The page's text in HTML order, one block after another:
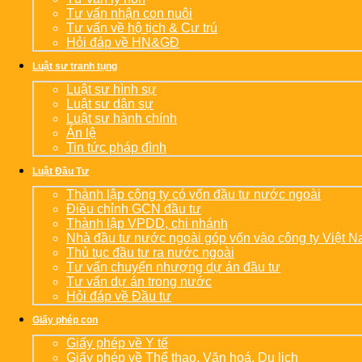
Tư vấn nhận con nuôi
Tư vấn về hộ tịch & Cư trú
Hỏi đáp về HN&GĐ
Luật sư tranh tụng
Luật sư hình sự
Luật sư dân sự
Luật sư hành chính
Án lệ
Tin tức pháp đình
Luật Đầu Tư
Thành lập công ty có vốn đầu tư nước ngoài
Điều chỉnh GCN đầu tư
Thành lập VPDD, chi nhánh
Nhà đầu tư nước ngoài góp vốn vào công ty Việt
Thủ tục đầu tư ra nước ngoài
Tư vấn chuyển nhượng dự án đầu tư
Tư vấn dự án trong nước
Hỏi đáp về Đầu tư
Giấy phép con
Giấy phép về Y tế
Giấy phép về Thể thao, Văn hoá, Du lịch